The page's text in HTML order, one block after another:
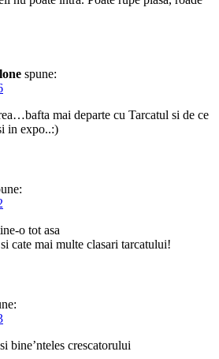
spune:
mai departe cu Tarcatul si de ce
in expo..:)
o tot asa
cate mai multe clasari tarcatului!
bine’nteles crescatorului